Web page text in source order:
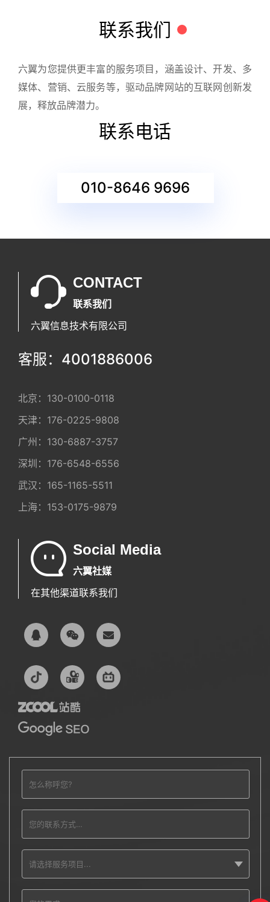
联系我们
六翼为您提供更丰富的服务项目，涵盖设计、开发、多
媒体、营销、云服务等，驱动品牌网站的互联网创新发
展，释放品牌潜力。
联系电话
010-8646 9696
CONTACT
联系我们
六翼信息技术有限公司
客服：4001886006
北京： 130-0100-0118
天津： 176-0225-9808
广州： 130-6887-3757
深圳： 176-6548-6556
武汉： 165-1165-5511
上海： 153-0175-9879
Social Media
六翼社媒
在其他渠道联系我们